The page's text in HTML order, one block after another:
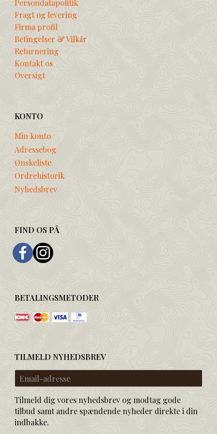
Persondatapolitik
Fragt og levering
Firma profil
Betingelser & Vilkår
Returnering
Kontakt os
Oversigt
KONTO
Min konto
Adressebog
Ønskeliste
Ordrehistorik
Nyhedsbrev
FIND OS PÅ
BETALINGSMETODER
TILMELD NYHEDSBREV
Email-
adresse
Tilmeld dig vores nyhedsbrev og modtag gode
tilbud samt andre spændende nyheder direkte i din
indbakke.